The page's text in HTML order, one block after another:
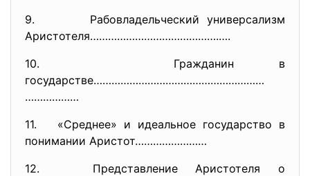
9. Рабовладельческий универсализм
Аристотеля…………………………………….….
10. Гражданин в
государстве…………………………………………………
………………
11. «Среднее» и идеальное государство в
понимании Аристот……………………
12. Представление Аристотеля о